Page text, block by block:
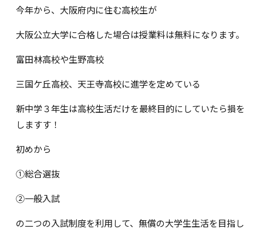
今年から、大阪府内に住む高校生が
大阪公立大学に合格した場合は授業料は無料になります。
富田林高校や生野高校
三国ケ丘高校、天王寺高校に進学を定めている
新中学３年生は高校生活だけを最終目的にしていたら損を
しますす！
初めから
①総合選抜
②一般入試
の二つの入試制度を利用して、無償の大学生生活を目指し